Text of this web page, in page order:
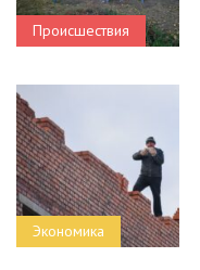
Происшествия
Экономика